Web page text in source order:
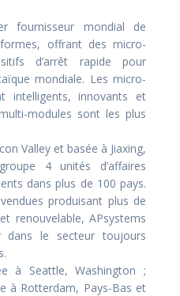
fournisseur mondial de
offrant des micro-
d’arrêt rapide pour
mondiale. Les micro-
intelligents, innovants et
modules sont les plus
Valley et basée à Jiaxing,
4 unités d’affaires
dans plus de 100 pays.
produisant plus de
renouvelable, APsystems
dans le secteur toujours
à Seattle, Washington ;
à Rotterdam, Pays-Bas et